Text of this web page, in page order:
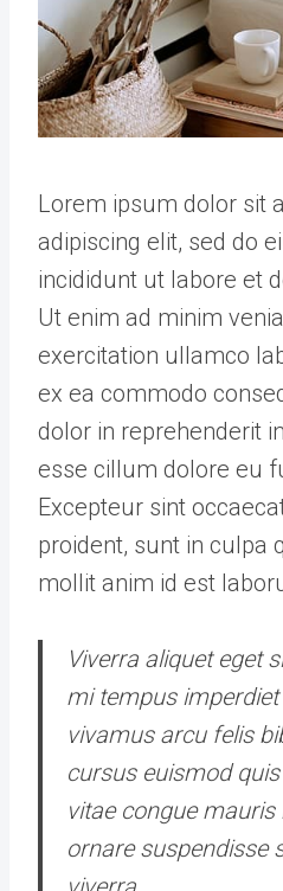
Lorem ipsum dolor sit
adipiscing elit, sed do
incididunt ut labore et
Ut enim ad minim
exercitation ullamco
ex ea commodo
dolor in reprehenderit
esse cillum dolore eu
Excepteur sint
proident, sunt in culpa
mollit anim id est
Viverra aliquet eget
mi tempus
vivamus arcu felis
cursus euismod
vitae congue
ornare suspendisse